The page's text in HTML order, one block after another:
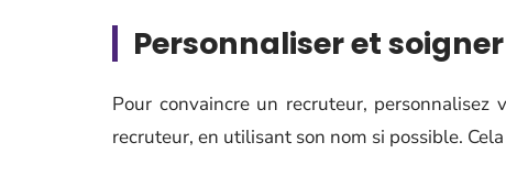
Personnaliser et
Pour convaincre un recruteur,
recruteur, en utilisant son nom si possible.